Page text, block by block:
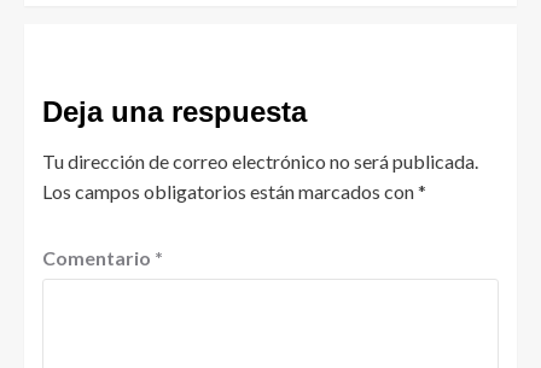
Deja una respuesta
Tu dirección de correo electrónico no será publicada.
Los campos obligatorios están marcados con*
Comentario *